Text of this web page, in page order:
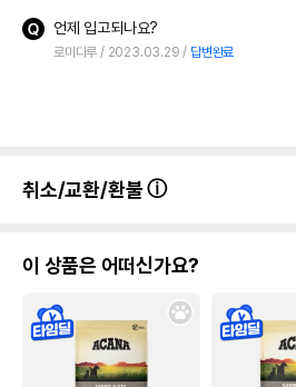
언제 입고되나요?
로미다루 2023.03.29 답변완료
취소/교환/환불
이 상품은 어떠신가요?